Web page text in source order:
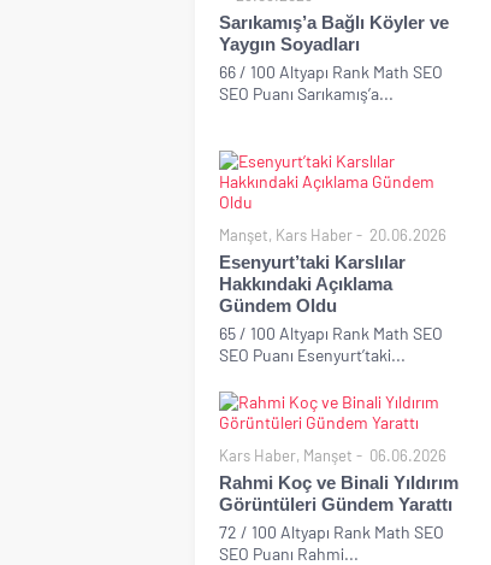
Sarıkamış’a Bağlı Köyler ve
Yaygın Soyadları
66 / 100 Altyapı Rank Math SEO
SEO Puanı Sarıkamış’a...
Manşet, Kars Haber 20.06.2026
Esenyurt’taki Karslılar
Hakkındaki Açıklama
Gündem Oldu
65 / 100 Altyapı Rank Math SEO
SEO Puanı Esenyurt’taki...
Kars Haber, Manşet 06.06.2026
Rahmi Koç ve Binali Yıldırım
Görüntüleri Gündem Yarattı
72 / 100 Altyapı Rank Math SEO
SEO Puanı Rahmi...